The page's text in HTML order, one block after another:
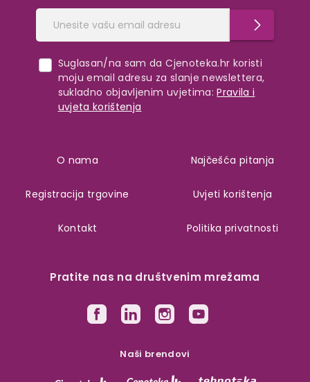
Suglasan/na sam da Cjenoteka.hr koristi
moju email adresu za slanje newslettera,
sukladno objavljenim uvjetima: Pravila i
uvjeta korištenja
Pratite nas na društvenim mrežama
Naši brendovi
O nama
Registracija trgovine
Kontakt
Najčešća pitanja
Uvjeti korištenja
Politika privatnosti